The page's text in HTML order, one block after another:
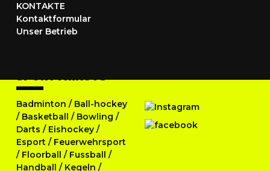
KONTAKTE
Kontaktformular
Unser Betrieb
SPORTTRIKOTS
Badminton / Ball-hockey
/ Basketball / Bowling /
Darts / Eishockey /
Esport / Feuerwehrsport
/ Floorball / Fussball /
Handball / Kegeln /